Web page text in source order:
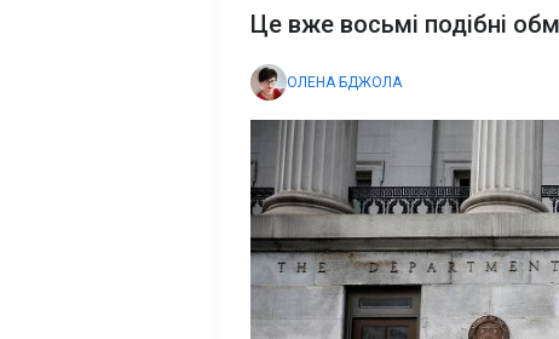
Це вже восьмі подібні
ОЛЕНА БДЖОЛА